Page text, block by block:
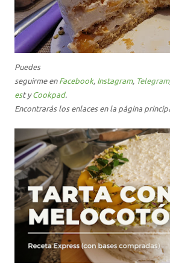
Puedes
seguirme en Facebook, Instagram, Telegram,
estyCookpad.
Encontrarás los enlaces en la página